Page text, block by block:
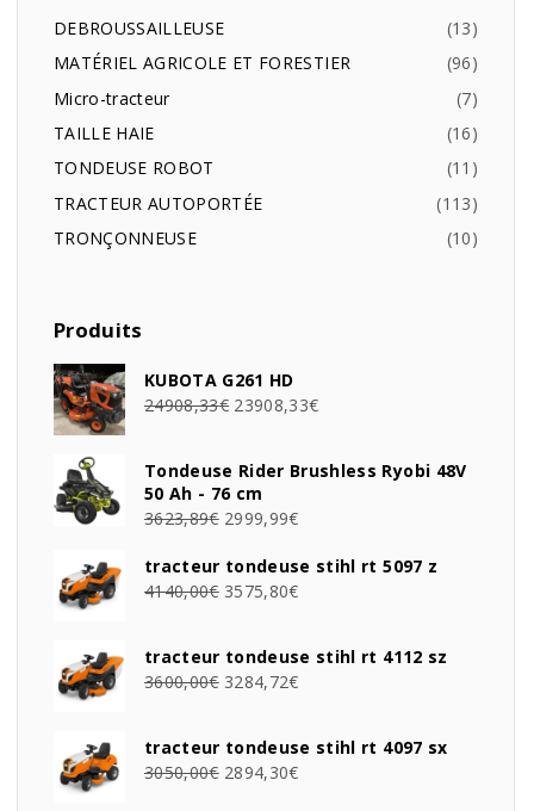
DEBROUSSAILLEUSE
13
MATÉRIEL AGRICOLE ET FORESTIER
96
Micro-tracteur
7
TAILLE HAIE
16
TONDEUSE ROBOT
11
TRACTEUR AUTOPORTÉE
113
TRONÇONNEUSE
10
Produits
KUBOTA G261 HD
24908,33€ 23908,33€
Tondeuse Rider Brushless Ryobi 48V
50 Ah - 76 cm
3623,89€ 2999,99€
tracteur tondeuse stihl rt 5097 z
4140,00€ 3575,80€
tracteur tondeuse stihl rt 4112 sz
3600,00€ 3284,72€
tracteur tondeuse stihl rt 4097 sx
3050,00€ 2894,30€